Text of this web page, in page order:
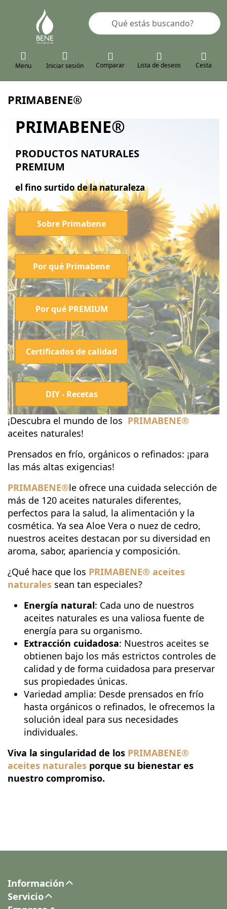
Enter a search term. Results will
Menu Iniciar sesión Comparar Lista de deseos Cesta
PRIMABENE®
PRIMABENE®
PRODUCTOS NATURALES
PREMIUM
el fino surtido de la naturaleza
Certificados de calidad
DIY - Recetas
Por qué Primabene
Por qué PREMIUM
Sobre Primabene
¡Descubra el mundo de los PRIMABENE®
aceites naturales!
Prensados en frío, orgánicos o refinados: ¡para
las más altas exigencias!
PRIMABENE®le ofrece una cuidada selección de
más de 120 aceites naturales diferentes,
perfectos para la salud, la alimentación y la
cosmética. Ya sea Aloe Vera o nuez de cedro,
nuestros aceites destacan por su diversidad en
aroma, sabor, apariencia y composición.
¿Qué hace que los PRIMABENE® aceites
naturales sean tan especiales?
Energía natural: Cada uno de nuestros
aceites naturales es una valiosa fuente de
energía para su organismo.
Extracción cuidadosa: Nuestros aceites se
obtienen bajo los más estrictos controles de
calidad y de forma cuidadosa para preservar
sus propiedades únicas.
Variedad amplia: Desde prensados en frío
hasta orgánicos o refinados, le ofrecemos la
solución ideal para sus necesidades
individuales.
Viva la singularidad de los PRIMABENE®
aceites naturales porque su bienestar es
nuestro compromiso.
Información
Servicio